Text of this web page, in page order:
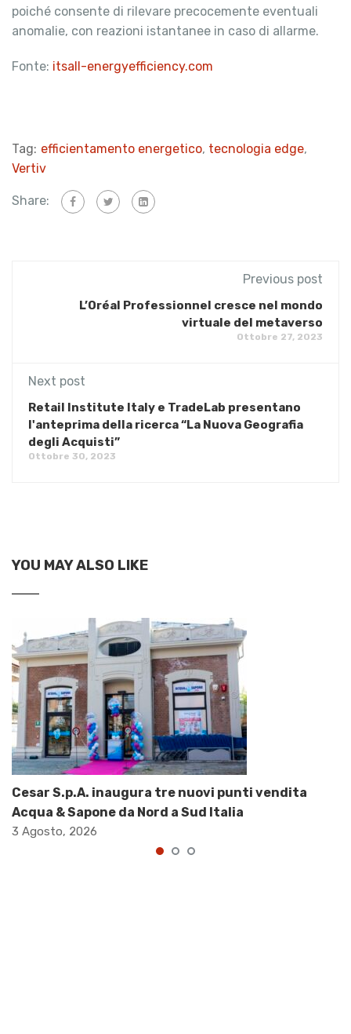
poiché consente di rilevare precocemente eventuali
anomalie, con reazioni istantanee in caso di allarme.
Fonte: itsall-energyefficiency.com
Tag: efficientamento energetico, tecnologia edge,
Vertiv
Share:
Previous post
L’Oréal Professionnel cresce nel mondo
virtuale del metaverso
Ottobre 27, 2023
Next post
Retail Institute Italy e TradeLab presentano
l'anteprima della ricerca “La Nuova Geografia
degli Acquisti”
Ottobre 30, 2023
YOU MAY ALSO LIKE
Cesar S.p.A. inaugura tre nuovi punti vendita
Acqua & Sapone da Nord a Sud Italia
3 Agosto, 2026